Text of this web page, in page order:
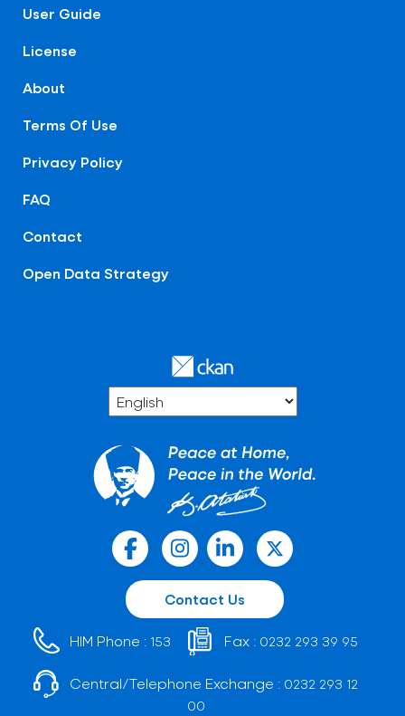
User Guide
License
About
Terms Of Use
Privacy Policy
FAQ
Contact
Open Data Strategy
Contact Us
HIM Phone : 153 Fax : 0232 293 39 95
Central/Telephone Exchange : 0232 293 12
00